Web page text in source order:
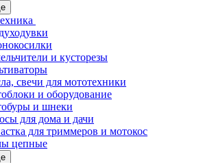
и кусторезы
свечи для мототехники
и оборудование
и шнеки
для дома и дачи
для триммеров и мотокос
цепные